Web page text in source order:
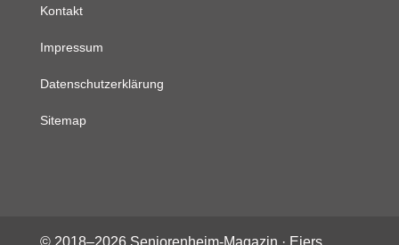
Kontakt
Impressum
Datenschutzerklärung
Sitemap
© 2018–2026Seniorenheim-Magazin · Eiers